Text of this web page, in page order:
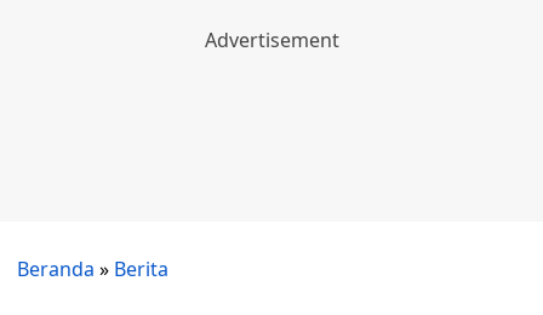
Beranda » Berita